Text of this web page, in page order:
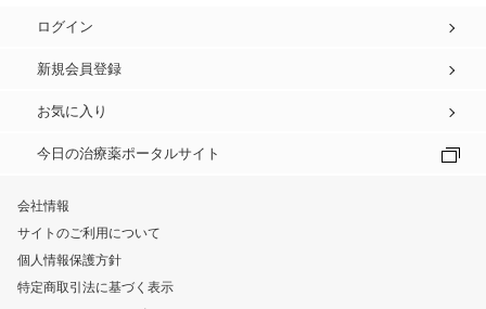
ログイン
新規会員登録
お気に入り
今日の治療薬ポータルサイト
会社情報
サイトのご利用について
個人情報保護方針
特定商取引法に基づく表示